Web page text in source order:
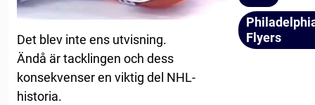
Det blev inte ens utvisning.
Ändå är tacklingen och dess
konsekvenser en viktig del NHL-
historia.
Flyers